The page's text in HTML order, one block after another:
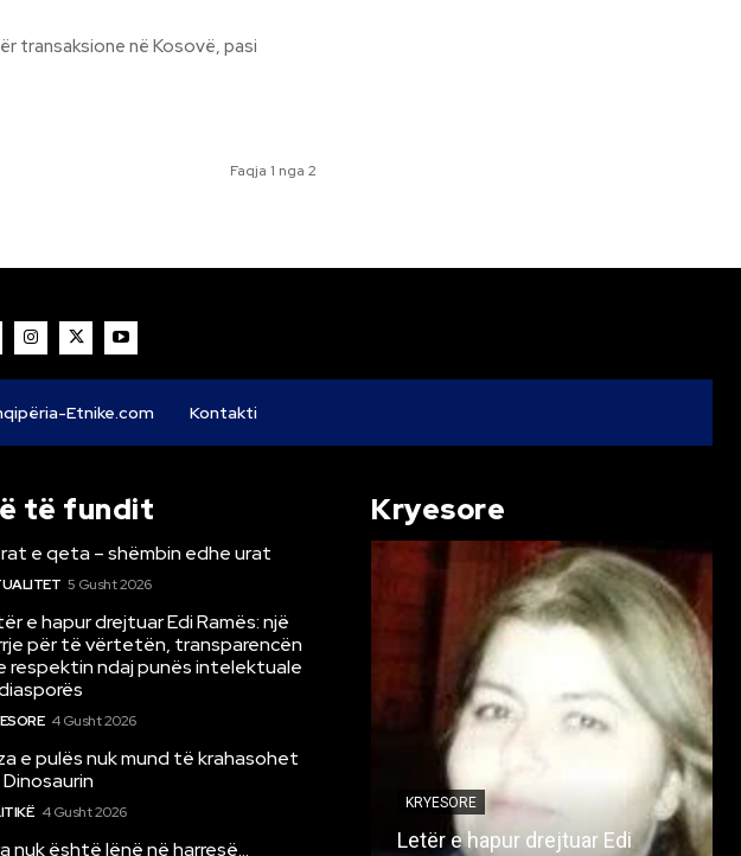
transaksione në Kosovë, pasi
Faqja 1 nga 2
Etnike.com Kontakti
të fundit
e qeta – shëmbin edhe urat
5 Gusht 2026
e hapur drejtuar Edi Ramës: një
për të vërtetën, transparencën
respektin ndaj punës intelektuale
4 Gusht 2026
e pulës nuk mund të krahasohet
4 Gusht 2026
nuk është lënë në harresë…
Kryesore
KRYESORE
Letër e hapur drejtuar Edi